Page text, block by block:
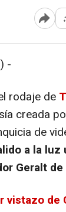
Abrir
-
rodaje de
creada
de
a la
Geralt de
vistazo de